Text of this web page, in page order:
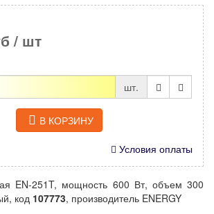
/ шт
шт.
В КОРЗИНУ
Условия оплаты
EN-251T, мощность 600 Вт, объем 300
код 107773, производитель ENERGY